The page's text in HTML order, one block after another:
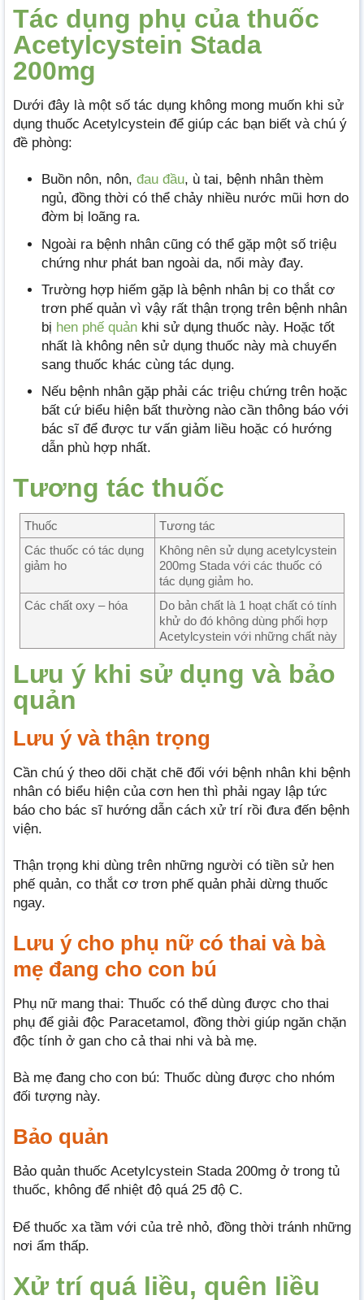
Tác dụng phụ của thuốc
Acetylcystein Stada
200mg
Dưới đây là một số tác dụng không mong muốn khi sử
dụng thuốc Acetylcystein để giúp các bạn biết và chú ý
đề phòng:
Buồn nôn, nôn, đau đầu, ù tai, bệnh nhân thèm
ngủ, đồng thời có thể chảy nhiều nước mũi hơn do
đờm bị loãng ra.
Ngoài ra bệnh nhân cũng có thể gặp một số triệu
chứng như phát ban ngoài da, nổi mày đay.
Trường hợp hiếm gặp là bệnh nhân bị co thắt cơ
trơn phế quản vì vậy rất thận trọng trên bệnh nhân
bị hen phế quản khi sử dụng thuốc này. Hoặc tốt
nhất là không nên sử dụng thuốc này mà chuyển
sang thuốc khác cùng tác dụng.
Nếu bệnh nhân gặp phải các triệu chứng trên hoặc
bất cứ biểu hiện bất thường nào cần thông báo với
bác sĩ để được tư vấn giảm liều hoặc có hướng
dẫn phù hợp nhất.
Tương tác thuốc
Thuốc
Tương tác
Các thuốc có tác dụng
giảm ho
Không nên sử dụng acetylcystein
200mg Stada với các thuốc có
tác dụng giảm ho.
Các chất oxy – hóa
Do bản chất là 1 hoạt chất có tính
khử do đó không dùng phối hợp
Acetylcystein với những chất này
Lưu ý khi sử dụng và bảo
quản
Lưu ý và thận trọng
Cần chú ý theo dõi chặt chẽ đối với bệnh nhân khi bệnh
nhân có biểu hiện của cơn hen thì phải ngay lập tức
báo cho bác sĩ hướng dẫn cách xử trí rồi đưa đến bệnh
viện.
Thận trọng khi dùng trên những người có tiền sử hen
phế quản, co thắt cơ trơn phế quản phải dừng thuốc
ngay.
Lưu ý cho phụ nữ có thai và bà
mẹ đang cho con bú
Phụ nữ mang thai: Thuốc có thể dùng được cho thai
phụ để giải độc Paracetamol, đồng thời giúp ngăn chặn
độc tính ở gan cho cả thai nhi và bà mẹ.
Bà mẹ đang cho con bú: Thuốc dùng được cho nhóm
đối tượng này.
Bảo quản
Bảo quản thuốc Acetylcystein Stada 200mg ở trong tủ
thuốc, không để nhiệt độ quá 25 độ C.
Để thuốc xa tầm với của trẻ nhỏ, đồng thời tránh những
nơi ẩm thấp.
Xử trí quá liều, quên liều